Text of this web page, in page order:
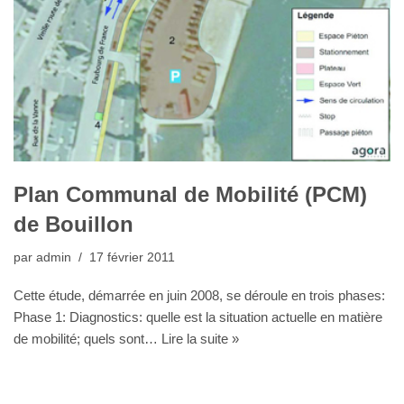
Plan Communal de Mobilité (PCM)
de Bouillon
par admin 17 février 2011
Cette étude, démarrée en juin 2008, se déroule en trois phases:
Phase 1: Diagnostics: quelle est la situation actuelle en matière
de mobilité; quels sont… Lire la suite »